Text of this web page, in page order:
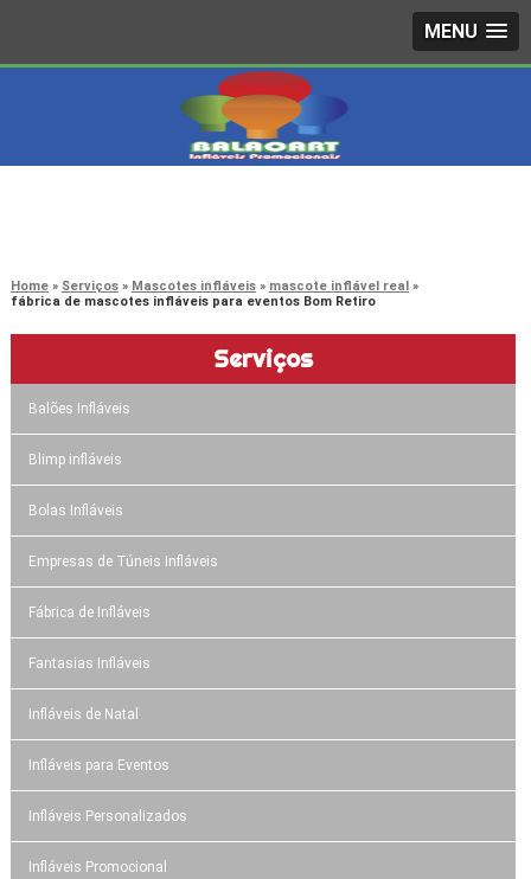
MENU
Home Serviços Mascotes infláveis
mascote inflável real
fábrica de mascotes infláveis para eventos Bom Retiro
Serviços
Balões Infláveis
Blimp infláveis
Bolas Infláveis
Empresas de Túneis Infláveis
Fábrica de Infláveis
Fantasias Infláveis
Infláveis de Natal
Infláveis para Eventos
Infláveis Personalizados
Infláveis Promocional